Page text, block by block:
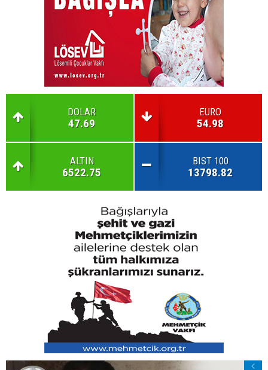
DOLAR
47.69
EURO
54.98
ALTIN
6522.75
BIST 100
13798.82